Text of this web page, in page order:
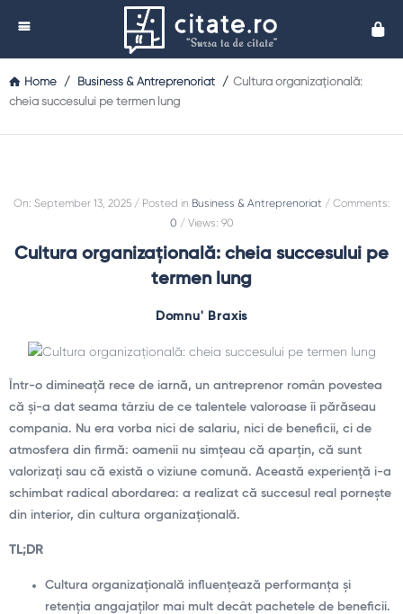
Home / Business & Antreprenoriat / Cultura organizațională:
cheia succesului pe termen lung
On: September 13, 2025 Posted in Business & Antreprenoriat
Comments:
0
Views: 90
Cultura organizațională: cheia succesului pe
termen lung
Domnu' Braxis
Într-o dimineață rece de iarnă, un antreprenor român povestea
că și-a dat seama târziu de ce talentele valoroase îi părăseau
compania. Nu era vorba nici de salariu, nici de beneficii, ci de
atmosfera din firmă: oamenii nu simțeau că aparțin, că sunt
valorizați sau că există o viziune comună. Această experiență i-a
schimbat radical abordarea: a realizat că succesul real pornește
din interior, din cultura organizațională.
TL;DR
Cultura organizațională influențează performanța și
retenția angajaților mai mult decât pachetele de beneficii.